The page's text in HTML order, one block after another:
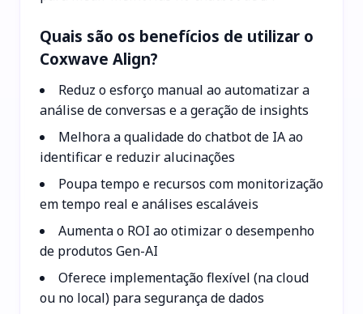
Quais são os benefícios de utilizar o
Coxwave Align?
Reduz o esforço manual ao automatizar a
análise de conversas e a geração de insights
Melhora a qualidade do chatbot de IA ao
identificar e reduzir alucinações
Poupa tempo e recursos com monitorização
em tempo real e análises escaláveis
Aumenta o ROI ao otimizar o desempenho
de produtos Gen-AI
Oferece implementação flexível (na cloud
ou no local) para segurança de dados